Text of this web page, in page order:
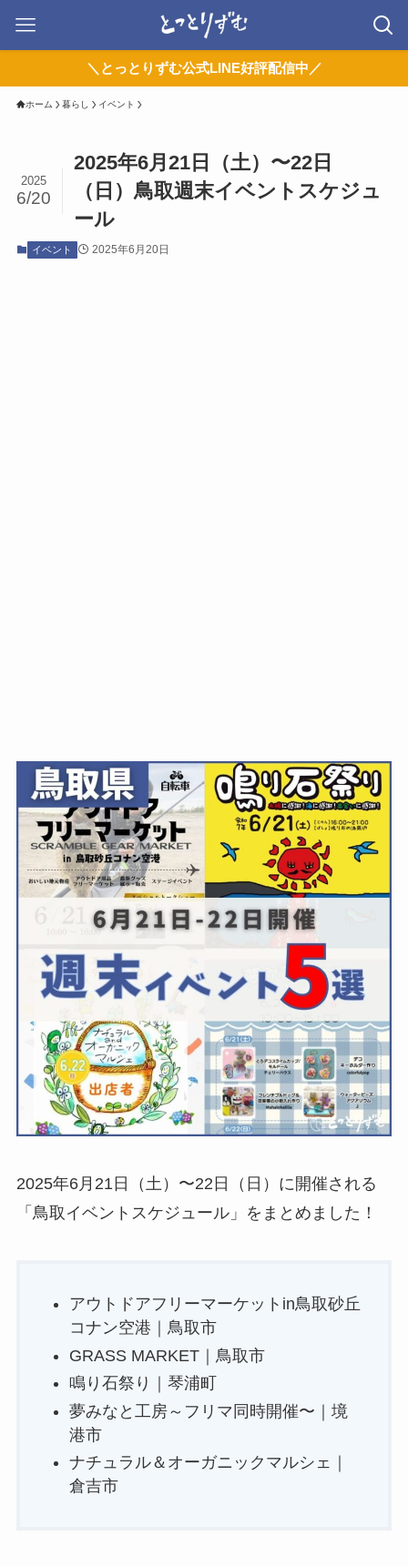
＼とっとりずむ公式LINE好評配信中／
ホーム 暮らし イベント
2025年6月21日（土）〜22日
（日）鳥取週末イベントスケジュ
ール
2025
6/20
イベント 2025年6月20日
2025年6月21日（土）〜22日（日）に開催される
「鳥取イベントスケジュール」をまとめました！
アウトドアフリーマーケットin鳥取砂丘
コナン空港｜鳥取市
GRASS MARKET｜鳥取市
鳴り石祭り｜琴浦町
夢みなと工房～フリマ同時開催〜｜境
港市
ナチュラル＆オーガニックマルシェ｜
倉吉市